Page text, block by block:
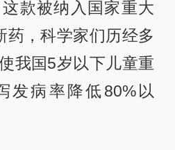
款被纳入国家重大
药，科学家们历经多
我国5岁以下儿童重
发病率降低80%以